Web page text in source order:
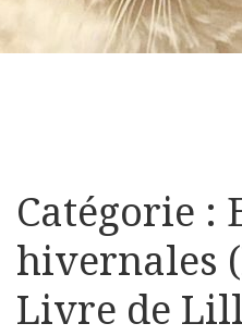
Catégorie :
hivernales
Livre de